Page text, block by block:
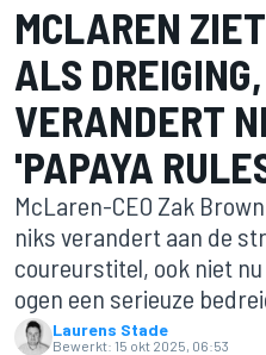
MCLAREN
ALS
VERANDERT
'PAPAYA
McLaren-CEO Zak
niks verandert aan de
coureurstitel, ook niet
ogen een serieuze
Laurens Stade
Bewerkt: 15 okt 2025, 06:53